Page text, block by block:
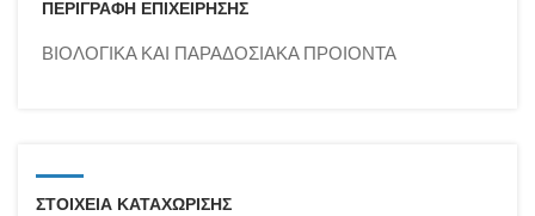
ΠΕΡΙΓΡΑΦΗ ΕΠΙΧΕΙΡΗΣΗΣ
ΒΙΟΛΟΓΙΚΑ ΚΑΙ ΠΑΡΑΔΟΣΙΑΚΑ ΠΡΟΙΟΝΤΑ
ΣΤΟΙΧΕΙΑ ΚΑΤΑΧΩΡΙΣΗΣ